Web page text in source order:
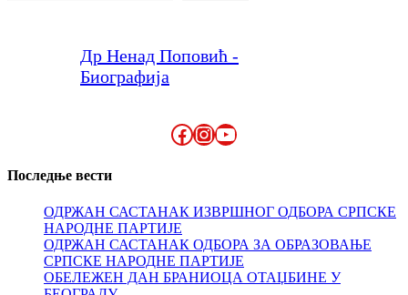
Др Ненад Поповић -
Биографија
Facebook
Instagram
YouTube
Последње вести
ОДРЖАН САСТАНАК ИЗВРШНОГ ОДБОРА СРПСКЕ
НАРОДНЕ ПАРТИЈЕ
ОДРЖАН САСТАНАК ОДБОРА ЗА ОБРАЗОВАЊЕ
СРПСКЕ НАРОДНЕ ПАРТИЈЕ
ОБЕЛЕЖЕН ДАН БРАНИОЦА ОТАЏБИНЕ У